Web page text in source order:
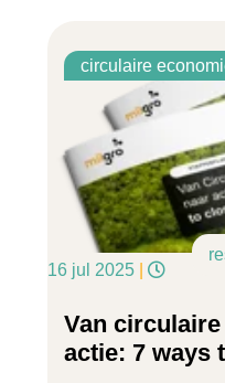
circulaire
16 jul 2025
Van
actie: 7 ways